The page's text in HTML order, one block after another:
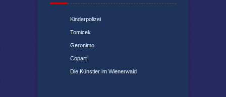
Kinderpolizei
Tomicek
Geronimo
Copart
Die Künstler im Wienerwald